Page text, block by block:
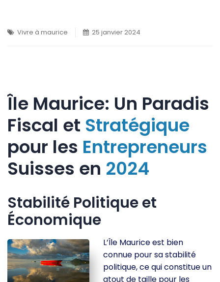
Vivre à maurice 25 janvier 2024
Île Maurice: Un Paradis
Fiscal et Stratégique
pour les Entrepreneurs
Suisses en 2024
Stabilité Politique et
Économique
L’Île Maurice est bien
connue pour sa stabilité
politique, ce qui constitue un
atout de taille pour les